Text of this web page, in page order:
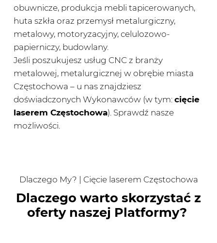
obuwnicze, produkcja mebli tapicerowanych,
huta szkła oraz przemysł metalurgiczny,
metalowy, motoryzacyjny, celulozowo-
papierniczy, budowlany.
Jeśli poszukujesz usług CNC z branży
metalowej, metalurgicznej w obrębie miasta
Częstochowa – u nas znajdziesz
doświadczonych Wykonawców (w tym: cięcie
laserem Częstochowa). Sprawdź nasze
możliwości.
Dlaczego My? | Cięcie laserem Częstochowa
Dlaczego warto skorzystać z
oferty naszej Platformy?